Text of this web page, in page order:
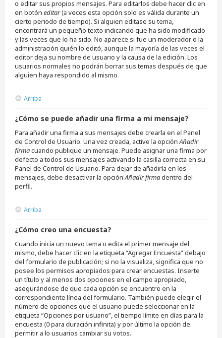
o editar sus propios mensajes. Para editarlos debe hacer clic en
en botón editar(a veces esta opción solo es válida durante un
cierto periodo de tiempo). Si alguien editase su tema,
encontrará un pequeño texto indicando que ha sido modificado
y las veces que lo ha sido. No aparece si fue un moderador o la
administración quién lo editó, aunque la mayoría de las veces el
editor deja su nombre de usuario y la causa de la edición. Los
usuarios normales no podrán borrar sus temas después de que
alguien haya respondido al mismo.
Arriba
¿Cómo se puede añadir una firma a mi mensaje?
Para añadir una firma a sus mensajes debe crearla en el Panel
de Control de Usuario. Una vez creada, active la opción Añadir
firmacuando publique un mensaje. Puede asignar una firma por
defecto a todos sus mensajes activando la casilla correcta en su
Panel de Control de Usuario. Para dejar de añadirla en los
mensajes, debe desactivar la opción Añadir firmadentro del
perfil.
Arriba
¿Cómo creo una encuesta?
Cuando inicia un nuevo tema o edita el primer mensaje del
mismo, debe hacer clic en la etiqueta “Agregar Encuesta” debajo
del formulario de publicación; si no la visualiza, significa que no
posee los permisos apropiados para crear encuestas. Inserte
un título y al menos dos opciones en el campo apropiado,
asegurándose de que cada opción se encuentre en la
correspondiente línea del formulario. También puede elegir el
número de opciones que el usuario puede seleccionar en la
etiqueta “Opciones por usuario”, el tiempo límite en días para la
encuesta (0 para duración infinita) y por último la opción de
permitir a lo usuarios cambiar su votos.